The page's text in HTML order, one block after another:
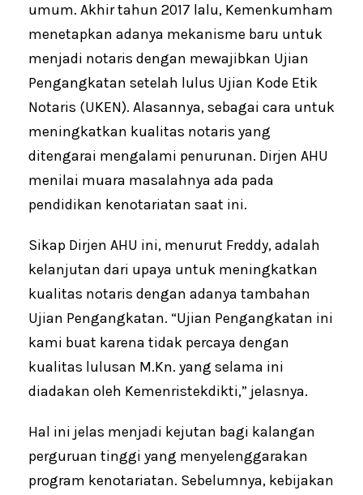
umum. Akhir tahun 2017 lalu, Kemenkumham
menetapkan adanya mekanisme baru untuk
menjadi notaris dengan mewajibkan Ujian
Pengangkatan setelah lulus Ujian Kode Etik
Notaris (UKEN). Alasannya, sebagai cara untuk
meningkatkan kualitas notaris yang
ditengarai mengalami penurunan. Dirjen AHU
menilai muara masalahnya ada pada
pendidikan kenotariatan saat ini.
Sikap Dirjen AHU ini, menurut Freddy, adalah
kelanjutan dari upaya untuk meningkatkan
kualitas notaris dengan adanya tambahan
Ujian Pengangkatan. “Ujian Pengangkatan ini
kami buat karena tidak percaya dengan
kualitas lulusan M.Kn. yang selama ini
diadakan oleh Kemenristekdikti,” jelasnya.
Hal ini jelas menjadi kejutan bagi kalangan
perguruan tinggi yang menyelenggarakan
program kenotariatan. Sebelumnya, kebijakan